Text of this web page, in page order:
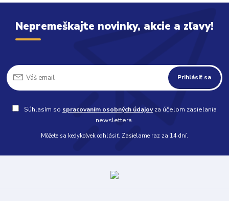
Nepremeškajte novinky, akcie a zľavy!
Prihlásiť sa
Súhlasím so spracovaním osobných údajovza účelom zasielania
newslettera.
Môžete sa kedykoľvek odhlásiť. Zasielame raz za 14 dní.